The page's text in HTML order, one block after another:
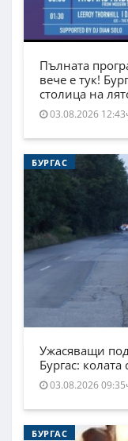
Пълната
вече е тук!
столица на
03.08.2026
БУРГАС
Ужасяващи
Бургас:
03.08.2026
БУРГАС